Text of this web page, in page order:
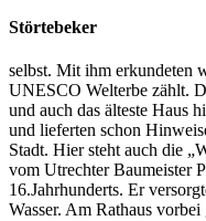
Störtebeker
selbst. Mit ihm erkundeten
UNESCO Welterbe zählt.
und auch das älteste Haus
und lieferten schon
Stadt. Hier steht auch die
vom Utrechter Baumeister
16.Jahrhunderts. Er
Wasser. Am Rathaus